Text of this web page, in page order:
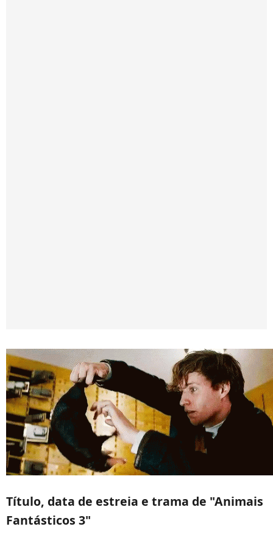
Título, data de estreia e trama de "Animais
Fantásticos 3"